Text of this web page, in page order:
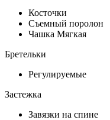
Косточки
Съемный поролон
Чашка Мягкая
Бретельки
Регулируемые
Застежка
Завязки на спине